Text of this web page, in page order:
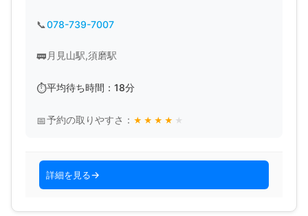
078-739-7007
月見山駅,須磨駅
平均待ち時間：18分
予約の取りやすさ： ★ ★ ★ ★ ★
詳細を見る